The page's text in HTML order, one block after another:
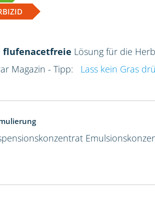
flufenacetfreie Lösung für die
Magazin - Tipp:
Lass kein Gras